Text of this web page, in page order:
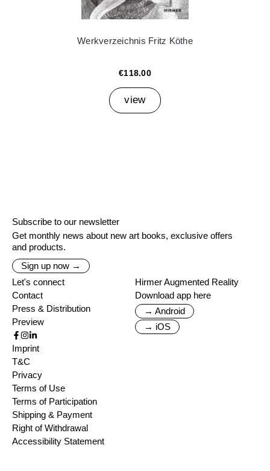
Werkverzeichnis Fritz Köthe
€118.00
view
Subscribe to our newsletter
Get monthly news about new art books, exclusive offers
and products.
Sign up now →
Let's connect
Contact
Press & Distribution
Preview
Hirmer Augmented Reality
Download app here
→ Android
→ iOS
Imprint
T&C
Privacy
Terms of Use
Terms of Participation
Shipping & Payment
Right of Withdrawal
Accessibility Statement